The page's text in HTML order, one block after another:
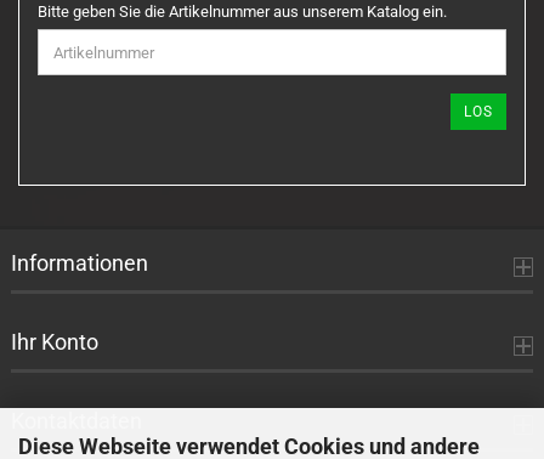
Diese Webseite verwendet Cookies und andere
BITTE
GEBEN
SIE
DIE
EIN.
Bitte geben Sie die Artikelnummer aus unserem Katalog ein.
LOS
Informationen
Ihr Konto